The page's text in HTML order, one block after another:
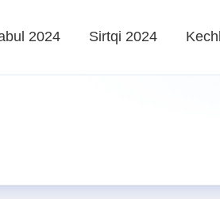
2024 Sirtqi 2024